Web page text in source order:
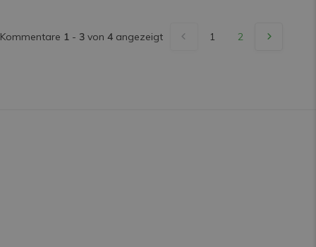
Kommentare 1 - 3 von 4 angezeigt 1 2